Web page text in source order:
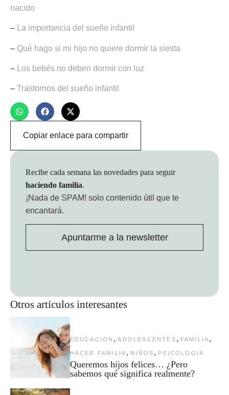
nacido
– La importancia del sueño infantil
– Qué hago si mi hijo no quiere dormir la siesta
– Los bebés no deben dormir con luz
– Trastornos del sueño infantil
Copiar enlace para compartir
Otros artículos interesantes
EDUCACION , ADOLESCENTES , FAMILIA ,
HACER FAMILIA , NIÑOS , PSICOLOGIA
Queremos hijos felices… ¿Pero
sabemos qué significa realmente?
Recibe cada semana las novedades para seguir
haciendo familia.
¡Nada de SPAM! solo contenido útil que te
encantará.
Apuntarme a la newsletter